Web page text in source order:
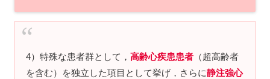
4）特殊な患者群として， 高齢心疾患患者 （超高齢者
を含む）を独立した項目として挙げ，さらに静注強心